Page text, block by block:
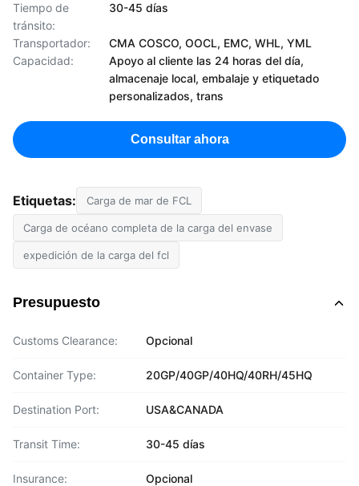
Tiempo de
tránsito:
30-45 días
Transportador:
CMA COSCO, OOCL, EMC, WHL, YML
Capacidad:
Apoyo al cliente las 24 horas del día,
almacenaje local, embalaje y etiquetado
personalizados, trans
Consultar ahora
Etiquetas: Carga de mar de FCL
Carga de océano completa de la carga del envase
expedición de la carga del fcl
Presupuesto
Customs Clearance: Opcional
Container Type: 20GP/40GP/40HQ/40RH/45HQ
Destination Port: USA&CANADA
Transit Time: 30-45 días
Insurance: Opcional